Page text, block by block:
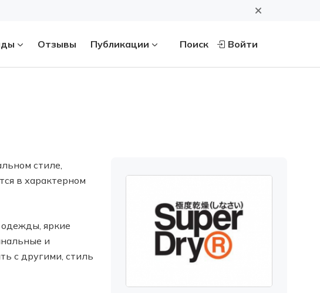
Отзывы Публикации Поиск Войти
стиле,
в характерном
яркие
и
с другими, стиль